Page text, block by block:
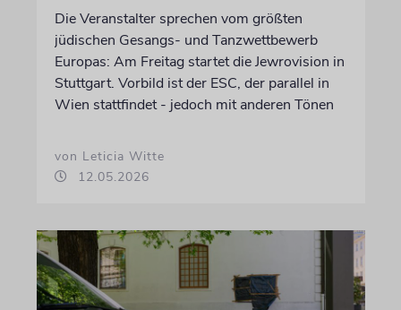
Die Veranstalter sprechen vom größten
jüdischen Gesangs- und Tanzwettbewerb
Europas: Am Freitag startet die Jewrovision in
Stuttgart. Vorbild ist der ESC, der parallel in
Wien stattfindet - jedoch mit anderen Tönen
von Leticia Witte
12.05.2026